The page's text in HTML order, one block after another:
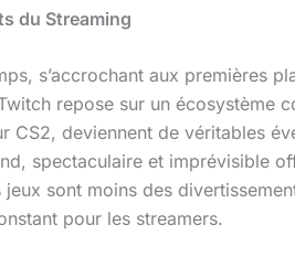
du Streaming
s’accrochant aux premières
repose sur un écosystème
CS2, deviennent de véritables
spectaculaire et imprévisible
sont moins des
pour les streamers.